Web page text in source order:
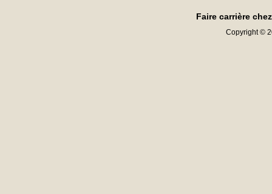
Faire carrière
Copyright ©